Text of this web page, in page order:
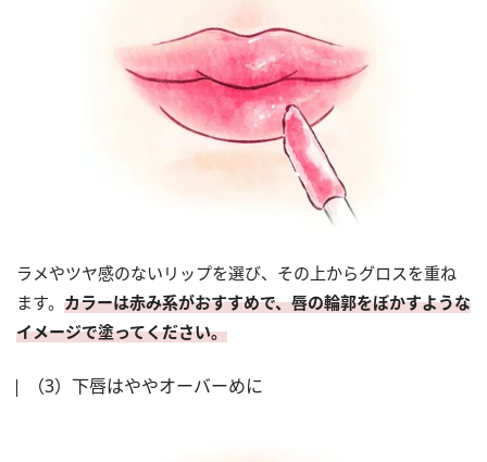
ラメやツヤ感のないリップを選び、その上からグロスを重ね
ます。 カラーは赤み系がおすすめで、唇の輪郭をぼかすような
イメージで塗ってください。
（3）下唇はややオーバーめに